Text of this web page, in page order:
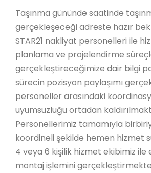
Taşınma gününde saatinde
gerçekleşeceği adreste hazır
STAR21 nakliyat personelleri ile
planlama ve projelendirme
gerçekleştireceğimize dair bilgi
sürecin pozisyon paylaşımı
personeller arasındaki
uyumsuzluğu ortadan
Personellerimiz tamamıyla
koordineli şekilde hemen hizmet
4 veya 6 kişilik hizmet ekibimiz ile
montaj işlemini